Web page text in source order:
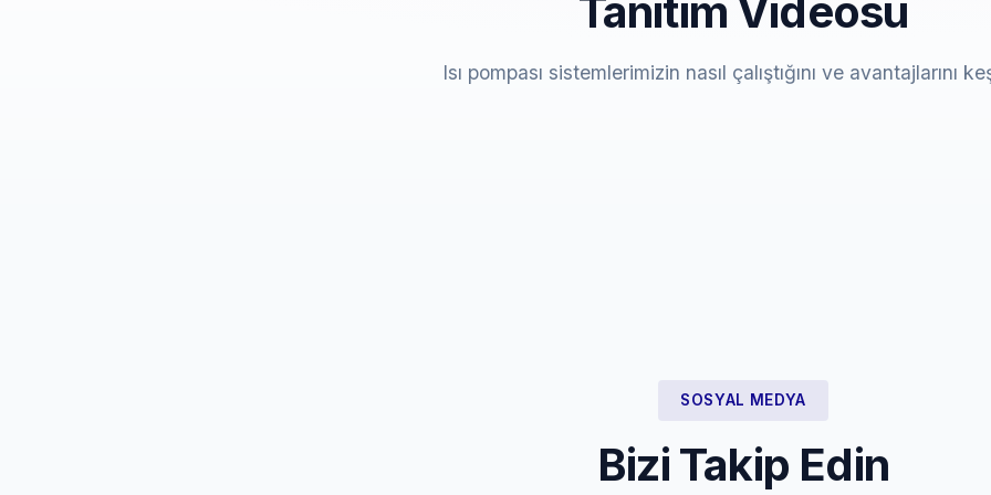
Tanıtım Videosu
Isı pompası sistemlerimizin nasıl çalıştığını ve avantajlarını
SOSYAL MEDYA
Bizi Takip Edin